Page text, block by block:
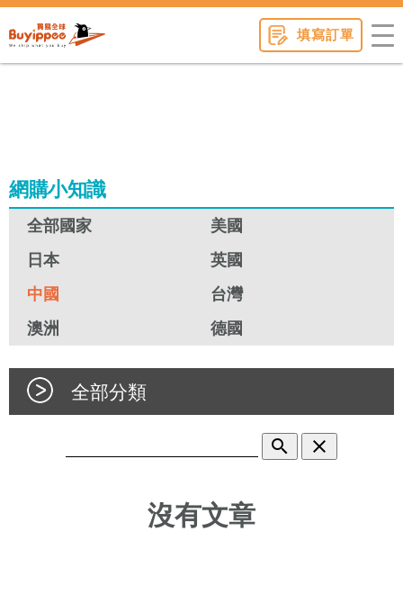
填寫訂單
網購小知識
全部國家
美國
日本
英國
中國
台灣
澳洲
德國
全部分類
search clear
沒有文章